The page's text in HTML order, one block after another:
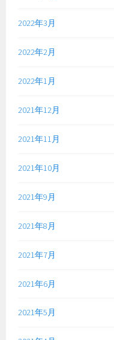
2022年3月
2022年2月
2022年1月
2021年12月
2021年11月
2021年10月
2021年9月
2021年8月
2021年7月
2021年6月
2021年5月